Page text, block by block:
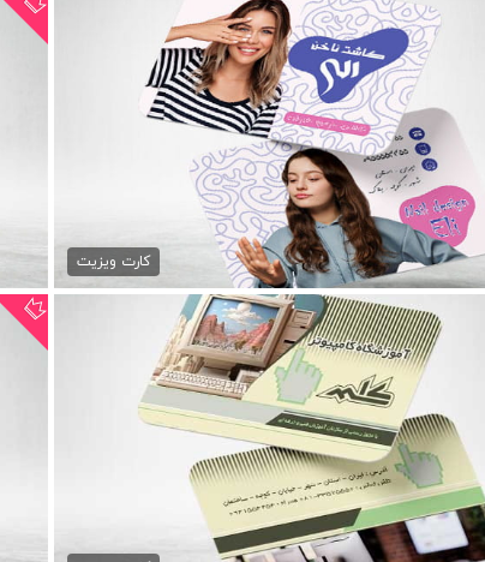
کارت ویزیت کاشت ناخن PSD
79,000 تومان
کارت ویزیت
کارت ویزیت کلاس کامپیوتر
79,000 تومان